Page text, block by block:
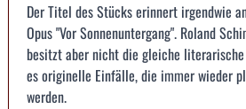
Der Titel des Stücks erinnert irgendwie
Opus "Vor Sonnenuntergang". Roland
besitzt aber nicht die gleiche
es originelle Einfälle, die immer wieder
werden.